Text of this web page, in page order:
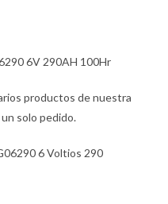
6V 290AH 100Hr
productos de nuestra
solo pedido.
6 Voltios 290